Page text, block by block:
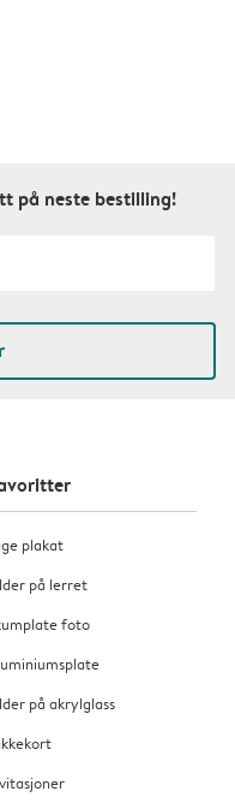
på neste bestilling!
plakat
på lerret
foto
på akrylglass